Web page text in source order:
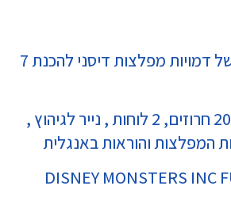
ערכת חרוזי גיהוץ של דמויות מפלצות דיסני להכנת 7
הערכה כוללת 2000 חרוזים, 2 לוחות , נייר לגיהוץ ,
המפלצות והוראות באנגלית
DISNEY MONSTERS INC